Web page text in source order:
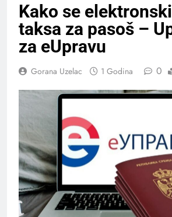
Kako se
taksa za pasoš –
za eUpravu
Gorana Uzelac 1 Godina 0